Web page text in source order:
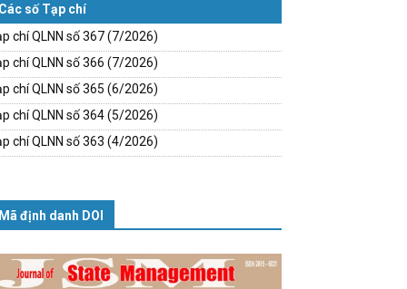
Các số Tạp chí
chí QLNN số 367 (7/2026)
chí QLNN số 366 (7/2026)
chí QLNN số 365 (6/2026)
chí QLNN số 364 (5/2026)
chí QLNN số 363 (4/2026)
Mã định danh DOI